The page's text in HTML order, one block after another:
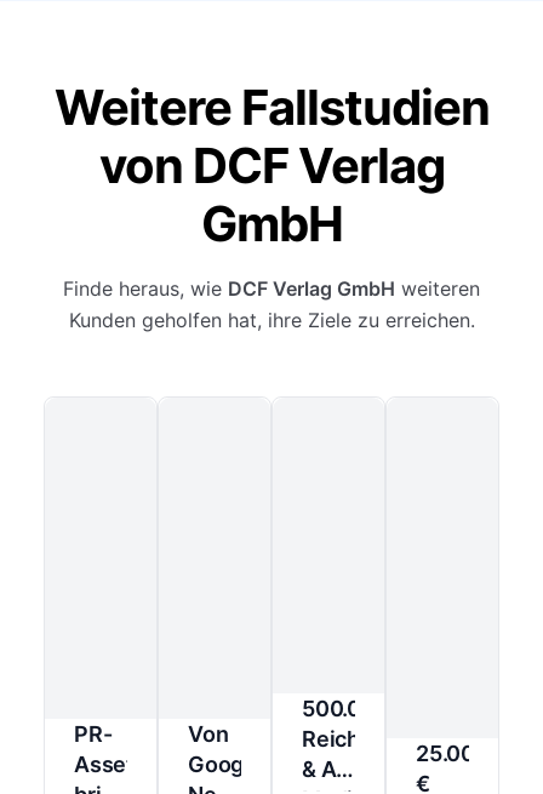
Weitere Fallstudien
von DCF Verlag
GmbH
Finde heraus, wie DCF Verlag GmbH weiteren
Kunden geholfen hat, ihre Ziele zu erreichen.
PR-
Assets
Von
Google-
500.000+
Reichweite/Monat
& A-
25.000
€